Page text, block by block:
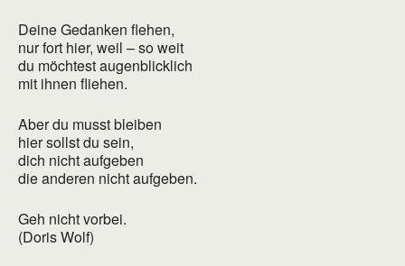
Deine Gedanken flehen,
nur fort hier, weil – so weit
du möchtest augenblicklich
mit ihnen fliehen.
Aber du musst bleiben
hier sollst du sein,
dich nicht aufgeben
die anderen nicht aufgeben.
Geh nicht vorbei.
(Doris Wolf)